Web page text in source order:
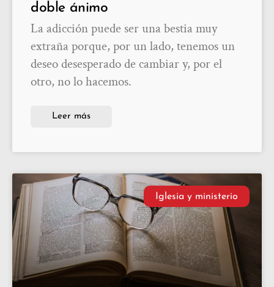
doble ánimo
La adicción puede ser una bestia muy
extraña porque, por un lado, tenemos un
deseo desesperado de cambiar y, por el
otro, no lo hacemos.
Leer más
Iglesia y ministerio